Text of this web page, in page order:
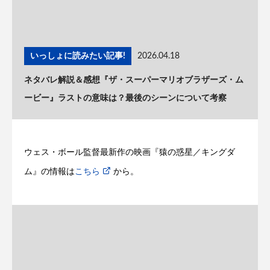
いっしょに読みたい記事! 2026.04.18
ネタバレ解説＆感想『ザ・スーパーマリオブラザーズ・ム
ービー』ラストの意味は？最後のシーンについて考察
ウェス・ボール監督最新作の映画『猿の惑星／キングダ
ム』の情報はこちら から。